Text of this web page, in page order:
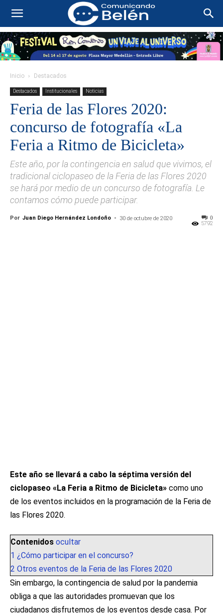
Inicio Destacados
Destacados Institucionales Noticias
Feria de las Flores 2020:
concurso de fotografía «La
Feria a Ritmo de Bicicleta»
Este año, por la contingencia en salud que vivimos, el
tradicional ciclopaseo de la Feria de las Flores 2020
se hará por medio de un concurso de fotografía. Le
contamos cómo puede participar.
Por Juan Diego Hernández Londoño - 30 de octubre de 2020 0
5792
Este año se llevará a cabo la séptima versión del
ciclopaseo «La Feria a Ritmo de Bicicleta» como uno
de los eventos incluidos en la programación de la Feria de
las Flores 2020.
Contenidos ocultar
1 ¿Cómo participar en el concurso?
2 Otros eventos de la Feria de las Flores 2020
Sin embargo, la contingencia de salud por la pandemia
obliga a que las autoridades promuevan que los
ciudadanos disfrutemos de los eventos desde casa. Por